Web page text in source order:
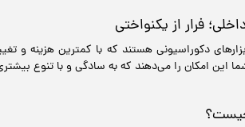
فرار از یکنواختی
دکوراسیونی هستند که با کمترین هزینه و
این امکان را می‌دهند که به سادگی و با تنوع